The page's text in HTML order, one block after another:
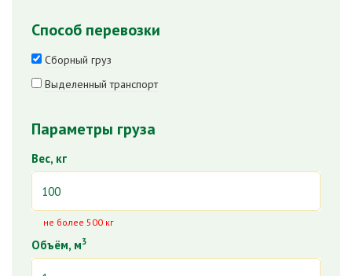
Способ перевозки
Сборный груз
Выделенный транспорт
Параметры груза
Вес, кг
не более 500 кг
Объём, м3